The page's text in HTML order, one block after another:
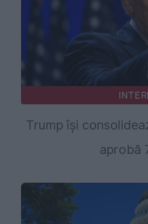
Trump își
aprobă